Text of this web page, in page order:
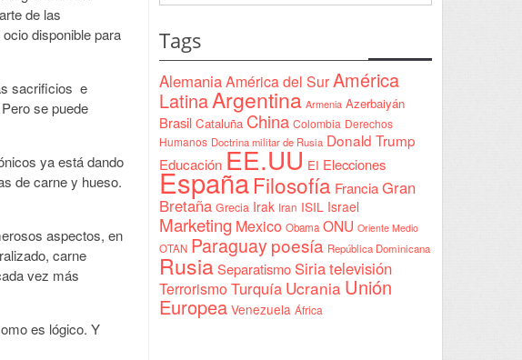
de las
disponible para
sacrificios e
se puede
ya está dando
de carne y hueso.
aspectos, en
carne
vez más
es lógico. Y
Yeda
Tags
AlemaniaAmérica del SurAmérica
LatinaArgentina Armenia Azerbaiyán
Brasil Cataluña China Colombia Derechos
Humanos Doctrina militar de Rusia Donald Trump
EducaciónEE.UU EI Elecciones
EspañaFilosofía FranciaGran
Bretaña Grecia Irak Iran ISIL Israel
Marketing Mexico Obama ONU Oriente Medio
OTAN Paraguaypoesía República Dominicana
RusiaSeparatismo Siriatelevisión
Terrorismo Turquía Ucrania Unión
Europea Venezuela África